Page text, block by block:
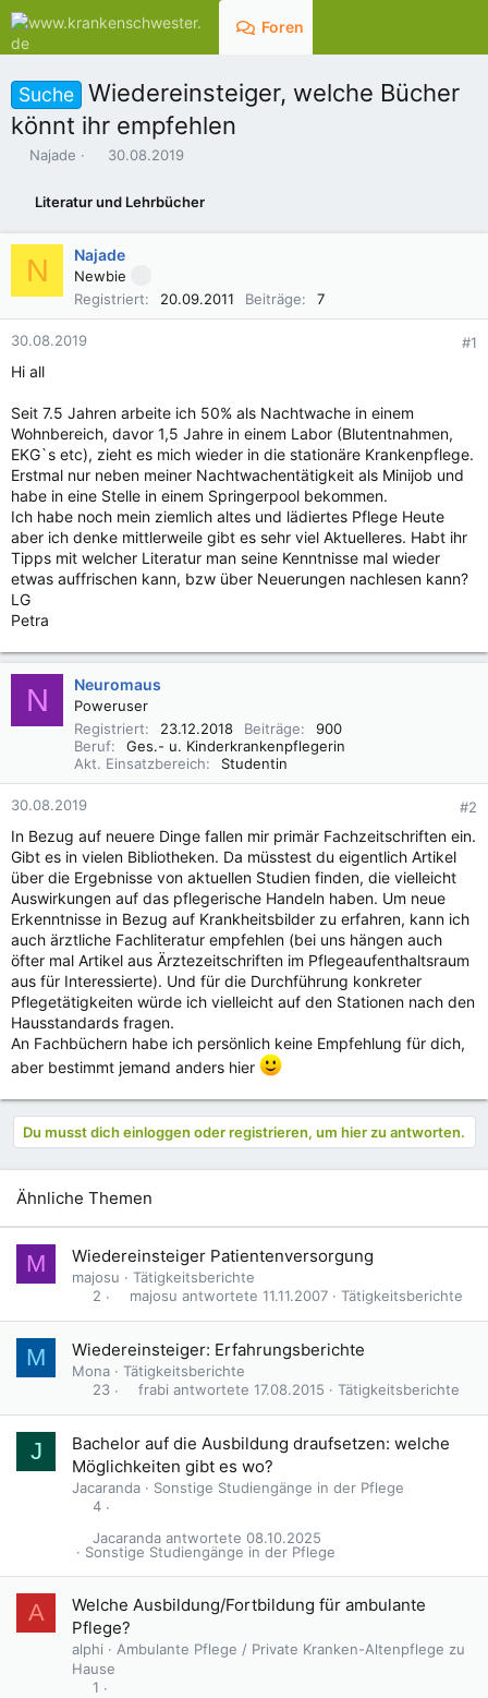
Foren
Suche
Wiedereinsteiger, welche Bücher
könnt ihr empfehlen
E
e
Najade
E
t
e
l
l
30.08.2019
Literatur und Lehrbücher
N Najade
Newbie
Registriert
20.09.2011 Beiträge 7
30.08.2019 #1
Hi all
Seit 7.5 Jahren arbeite ich 50% als Nachtwache in einem
Wohnbereich, davor 1,5 Jahre in einem Labor (Blutentnahmen,
EKG`s etc), zieht es mich wieder in die stationäre Krankenpflege.
Erstmal nur neben meiner Nachtwachentätigkeit als Minijob und
habe in eine Stelle in einem Springerpool bekommen.
Ich habe noch mein ziemlich altes und lädiertes Pflege Heute
aber ich denke mittlerweile gibt es sehr viel Aktuelleres. Habt ihr
Tipps mit welcher Literatur man seine Kenntnisse mal wieder
etwas auffrischen kann, bzw über Neuerungen nachlesen kann?
LG
Petra
N Neuromaus
Poweruser
Registriert
23.12.2018 Beiträge
900
Beruf
Ges.- u. Kinderkrankenpflegerin
Akt. Einsatzbereich
Studentin
30.08.2019 #2
In Bezug auf neuere Dinge fallen mir primär Fachzeitschriften ein.
Gibt es in vielen Bibliotheken. Da müsstest du eigentlich Artikel
über die Ergebnisse von aktuellen Studien finden, die vielleicht
Auswirkungen auf das pflegerische Handeln haben. Um neue
Erkenntnisse in Bezug auf Krankheitsbilder zu erfahren, kann ich
auch ärztliche Fachliteratur empfehlen (bei uns hängen auch
öfter mal Artikel aus Ärztezeitschriften im Pflegeaufenthaltsraum
aus für Interessierte). Und für die Durchführung konkreter
Pflegetätigkeiten würde ich vielleicht auf den Stationen nach den
Hausstandards fragen.
An Fachbüchern habe ich persönlich keine Empfehlung für dich,
aber bestimmt jemand anders hier
Du musst dich einloggen oder registrieren, um hier zu antworten.
Ähnliche Themen
M Wiedereinsteiger Patientenversorgung
majosu
Tätigkeitsberichte
2
Tätigkeitsberichte
11.11.2007
majosu
M Wiedereinsteiger: Erfahrungsberichte
Mona
Tätigkeitsberichte
23
Tätigkeitsberichte
17.08.2015
frabi
J
Bachelor auf die Ausbildung draufsetzen: welche
Möglichkeiten gibt es wo?
Jacaranda
Sonstige Studiengänge in der Pflege
4
Sonstige Studiengänge in der Pflege
08.10.2025
Jacaranda
A
Welche Ausbildung/Fortbildung für ambulante
Pflege?
alphi
Ambulante Pflege / Private Kranken-Altenpflege zu
Hause
1